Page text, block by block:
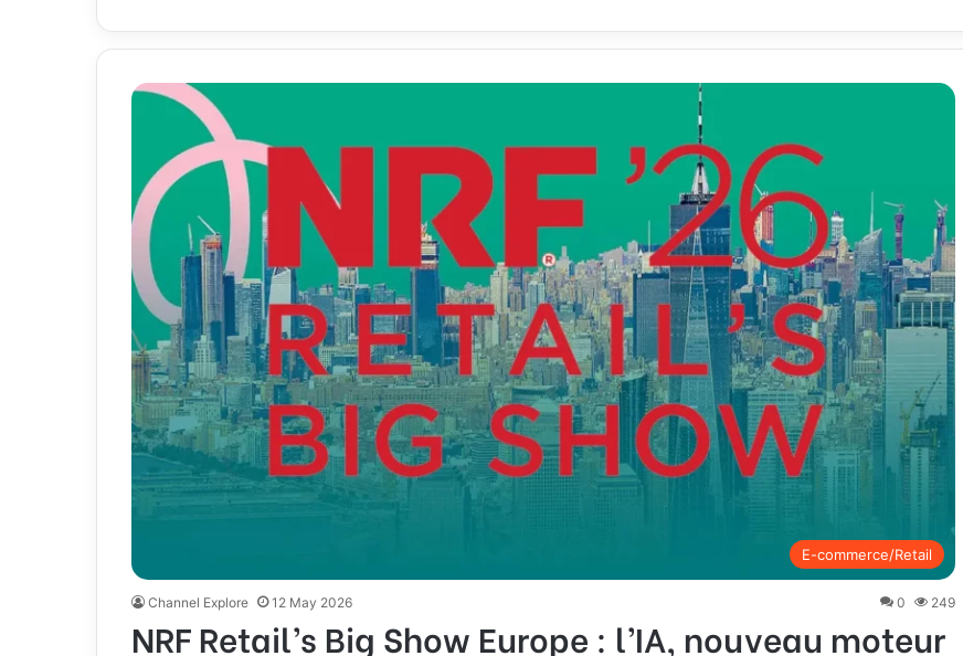
E-commerce/Retail
Channel Explore 12 May 2026 0 249
NRF Retail’s Big Show Europe : l’IA, nouveau moteur